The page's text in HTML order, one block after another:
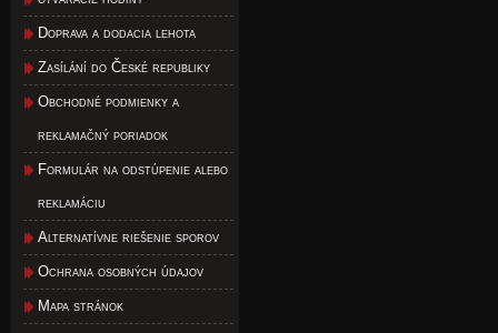
Doprava a dodacia lehota
Zasílání do České republiky
Obchodné podmienky a
reklamačný poriadok
Formulár na odstúpenie alebo
reklamáciu
Alternatívne riešenie sporov
Ochrana osobných údajov
Mapa stránok